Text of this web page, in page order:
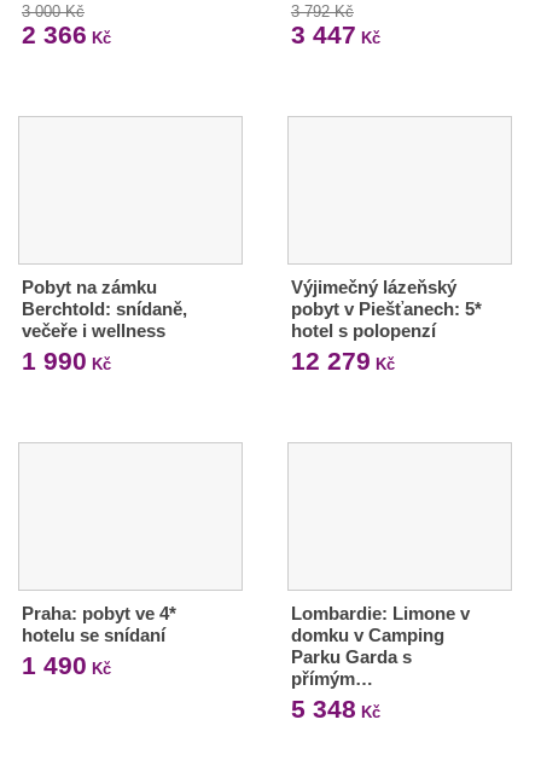
3 000 Kč
2 366 Kč
3 792 Kč
3 447 Kč
Pobyt na zámku
Berchtold: snídaně,
večeře i wellness
1 990 Kč
Výjimečný lázeňský
pobyt v Piešťanech: 5*
hotel s polopenzí
12 279 Kč
Praha: pobyt ve 4*
hotelu se snídaní
1 490 Kč
Lombardie: Limone v
domku v Camping
Parku Garda s
přímým…
5 348 Kč